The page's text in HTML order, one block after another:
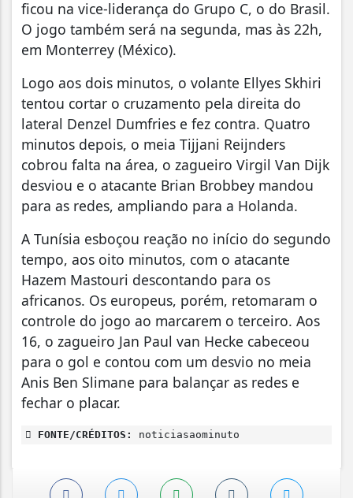
ficou na vice-liderança do Grupo C, o do Brasil.
O jogo também será na segunda, mas às 22h,
em Monterrey (México).
Logo aos dois minutos, o volante Ellyes Skhiri
tentou cortar o cruzamento pela direita do
lateral Denzel Dumfries e fez contra. Quatro
minutos depois, o meia Tijjani Reijnders
cobrou falta na área, o zagueiro Virgil Van Dijk
desviou e o atacante Brian Brobbey mandou
para as redes, ampliando para a Holanda.
A Tunísia esboçou reação no início do segundo
tempo, aos oito minutos, com o atacante
Hazem Mastouri descontando para os
africanos. Os europeus, porém, retomaram o
controle do jogo ao marcarem o terceiro. Aos
16, o zagueiro Jan Paul van Hecke cabeceou
para o gol e contou com um desvio no meia
Anis Ben Slimane para balançar as redes e
fechar o placar.
FONTE/CRÉDITOS: noticiasaominuto